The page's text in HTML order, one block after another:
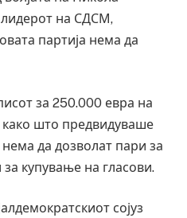
лидерот на СДСМ,
партија нема да
за 250.000 евра на
што предвидуваше
да дозволат пари за
купување на гласови.
сојуз